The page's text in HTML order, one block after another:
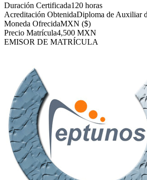
Duración Certificada120 horas
Acreditación ObtenidaDiploma de Auxiliar
Moneda OfrecidaMXN ($)
Precio Matrícula4,500 MXN
EMISOR DE MATRÍCULA